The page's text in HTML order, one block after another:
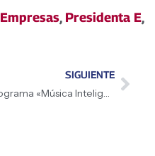
Empresas, Presidenta E,
SIGUIENTE
Programa «Música Inteligente» impulsa el aprendizaje musical con nueva tecnología